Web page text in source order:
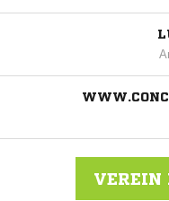
VEREIN